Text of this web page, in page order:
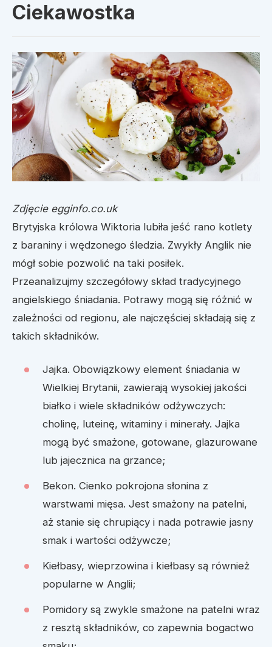
Ciekawostka
Zdjęcie egginfo.co.uk
Brytyjska królowa Wiktoria lubiła jeść rano kotlety
z baraniny i wędzonego śledzia. Zwykły Anglik nie
mógł sobie pozwolić na taki posiłek.
Przeanalizujmy szczegółowy skład tradycyjnego
angielskiego śniadania. Potrawy mogą się różnić w
zależności od regionu, ale najczęściej składają się z
takich składników.
Jajka. Obowiązkowy element śniadania w
Wielkiej Brytanii, zawierają wysokiej jakości
białko i wiele składników odżywczych:
cholinę, luteinę, witaminy i minerały. Jajka
mogą być smażone, gotowane, glazurowane
lub jajecznica na grzance;
Bekon. Cienko pokrojona słonina z
warstwami mięsa. Jest smażony na patelni,
aż stanie się chrupiący i nada potrawie jasny
smak i wartości odżywcze;
Kiełbasy, wieprzowina i kiełbasy są również
popularne w Anglii;
Pomidory są zwykle smażone na patelni wraz
z resztą składników, co zapewnia bogactwo